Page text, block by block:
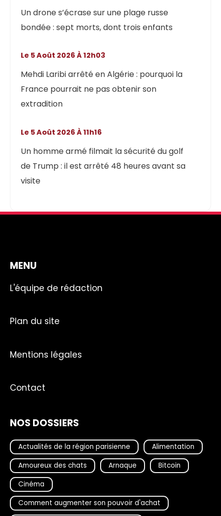
Un drone s’écrase sur une plage russe
bondée : sept morts, dont trois enfants
Mehdi Laribi arrêté en Algérie : pourquoi la
France pourrait ne pas obtenir son
extradition
Le 5 Août 2026 À 12h03
Un homme armé filmait la sécurité du golf
de Trump : il est arrêté 48 heures avant sa
visite
Le 5 Août 2026 À 11h16
MENU
L'équipe de rédaction
Plan du site
Mentions légales
Contact
NOS DOSSIERS
Actualités de la région parisienne
Alimentation
Amoureux des chats
Arnaque
Bitcoin
Cinéma
Comment augmenter son pouvoir d'achat